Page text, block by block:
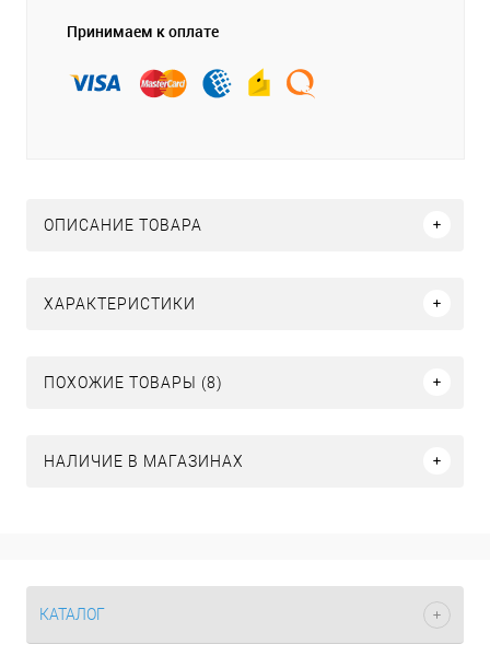
Принимаем к оплате
ОПИСАНИЕ ТОВАРА
ХАРАКТЕРИСТИКИ
ПОХОЖИЕ ТОВАРЫ (8)
НАЛИЧИЕ В МАГАЗИНАХ
КАТАЛОГ